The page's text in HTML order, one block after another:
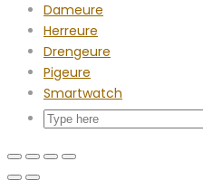
Dameure
Herreure
Drengeure
Pigeure
Smartwatch